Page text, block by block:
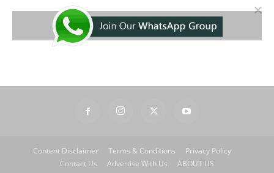
Content Disclaimer Terms & Conditions
Privacy Policy
Contact Us
Advertise With Us ABOUT US